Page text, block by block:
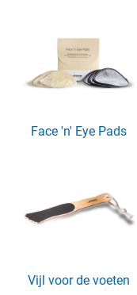
Face 'n' Eye Pads
Vijl voor de voeten